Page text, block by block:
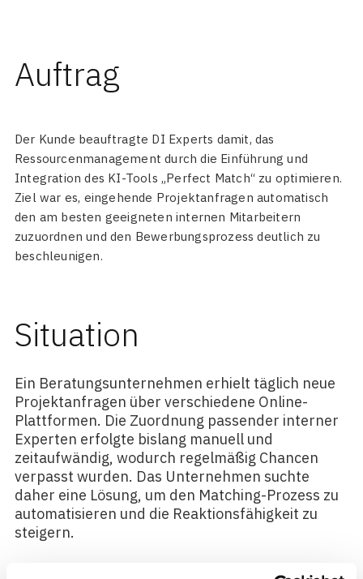
Auftrag
Der Kunde beauftragte DI Experts damit, das
Ressourcenmanagement durch die Einführung und
Integration des KI-Tools „Perfect Match“ zu optimieren.
Ziel war es, eingehende Projektanfragen automatisch
den am besten geeigneten internen Mitarbeitern
zuzuordnen und den Bewerbungsprozess deutlich zu
beschleunigen.
Situation
Ein Beratungsunternehmen erhielt täglich neue
Projektanfragen über verschiedene Online-
Plattformen. Die Zuordnung passender interner
Experten erfolgte bislang manuell und
zeitaufwändig, wodurch regelmäßig Chancen
verpasst wurden. Das Unternehmen suchte
daher eine Lösung, um den Matching-Prozess zu
automatisieren und die Reaktionsfähigkeit zu
steigern.